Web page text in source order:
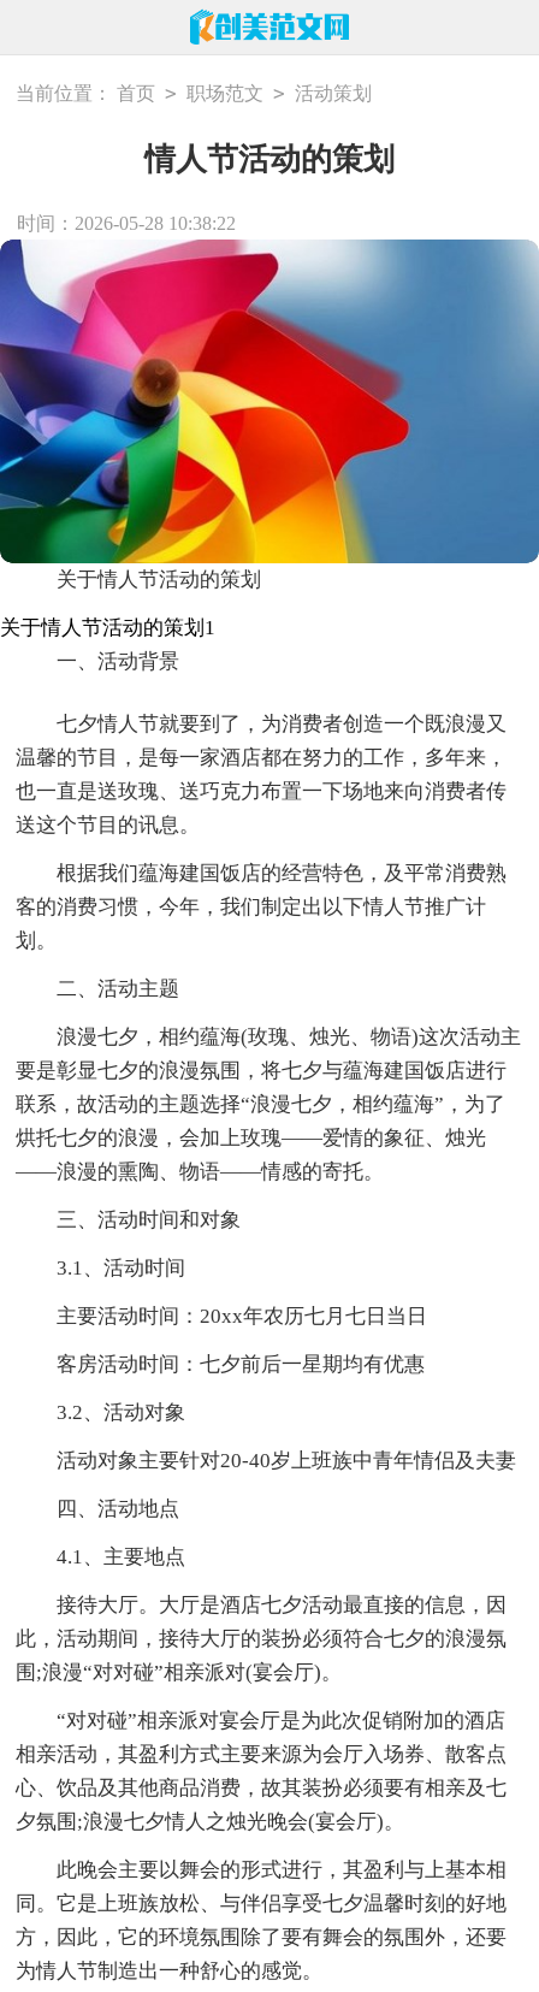
当前位置： 首页 > 职场范文 > 活动策划
情人节活动的策划
时间：2026-05-28 10:38:22
关于情人节活动的策划
关于情人节活动的策划1
一、活动背景
七夕情人节就要到了，为消费者创造一个既浪漫又
温馨的节目，是每一家酒店都在努力的工作，多年来，
也一直是送玫瑰、送巧克力布置一下场地来向消费者传
送这个节目的讯息。
根据我们蕴海建国饭店的经营特色，及平常消费熟
客的消费习惯，今年，我们制定出以下情人节推广计
划。
二、活动主题
浪漫七夕，相约蕴海(玫瑰、烛光、物语)这次活动主
要是彰显七夕的浪漫氛围，将七夕与蕴海建国饭店进行
联系，故活动的主题选择“浪漫七夕，相约蕴海”，为了
烘托七夕的浪漫，会加上玫瑰——爱情的象征、烛光
——浪漫的熏陶、物语——情感的寄托。
三、活动时间和对象
3.1、活动时间
主要活动时间：20xx年农历七月七日当日
客房活动时间：七夕前后一星期均有优惠
3.2、活动对象
活动对象主要针对20-40岁上班族中青年情侣及夫妻
四、活动地点
4.1、主要地点
接待大厅。大厅是酒店七夕活动最直接的信息，因
此，活动期间，接待大厅的装扮必须符合七夕的浪漫氛
围;浪漫“对对碰”相亲派对(宴会厅)。
“对对碰”相亲派对宴会厅是为此次促销附加的酒店
相亲活动，其盈利方式主要来源为会厅入场券、散客点
心、饮品及其他商品消费，故其装扮必须要有相亲及七
夕氛围;浪漫七夕情人之烛光晚会(宴会厅)。
此晚会主要以舞会的形式进行，其盈利与上基本相
同。它是上班族放松、与伴侣享受七夕温馨时刻的好地
方，因此，它的环境氛围除了要有舞会的氛围外，还要
为情人节制造出一种舒心的感觉。